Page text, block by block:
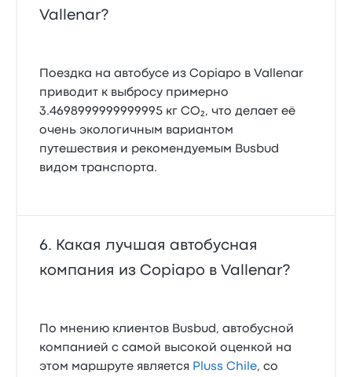
Vallenar?
Поездка на автобусе из Copiapo в Vallenar
приводит к выбросу примерно
3.4698999999999995 кг CO₂, что делает её
очень экологичным вариантом
путешествия и рекомендуемым Busbud
видом транспорта.
Какая лучшая автобусная
компания из Copiapo в Vallenar?
По мнению клиентов Busbud, автобусной
компанией с самой высокой оценкой на
этом маршруте является Pluss Chile, со